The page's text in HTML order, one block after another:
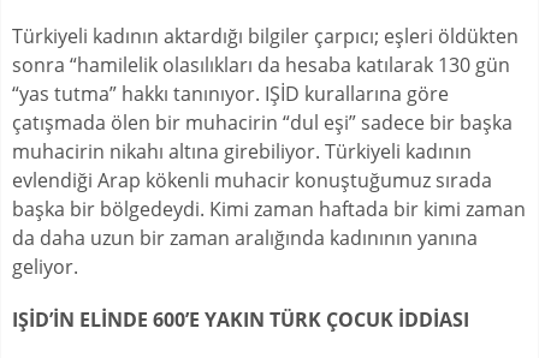
Türkiyeli kadının aktardığı bilgiler çarpıcı; eşleri öldükten
sonra “hamilelik olasılıkları da hesaba katılarak 130 gün
“yas tutma” hakkı tanınıyor. IŞİD kurallarına göre
çatışmada ölen bir muhacirin “dul eşi” sadece bir başka
muhacirin nikahı altına girebiliyor. Türkiyeli kadının
evlendiği Arap kökenli muhacir konuştuğumuz sırada
başka bir bölgedeydi. Kimi zaman haftada bir kimi zaman
da daha uzun bir zaman aralığında kadınının yanına
geliyor.
IŞİD’İN ELİNDE 600’E YAKIN TÜRK ÇOCUK İDDİASI